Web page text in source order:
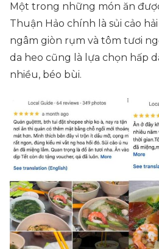
Một trong những món ăn
Thuận Hảo chính là sủi cảo
ngâm giòn rụm và tôm tươi
da heo cũng là lựa chọn hấp
nhiều, béo bùi.